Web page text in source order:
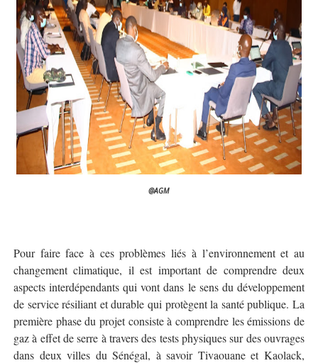
@AGM
Pour faire face à ces problèmes liés à l’environnement et au
changement climatique, il est important de comprendre deux
aspects interdépendants qui vont dans le sens du développement
de service résiliant et durable qui protègent la santé publique. La
première phase du projet consiste à comprendre les émissions de
gaz à effet de serre à travers des tests physiques sur des ouvrages
dans deux villes du Sénégal, à savoir Tivaouane et Kaolack,